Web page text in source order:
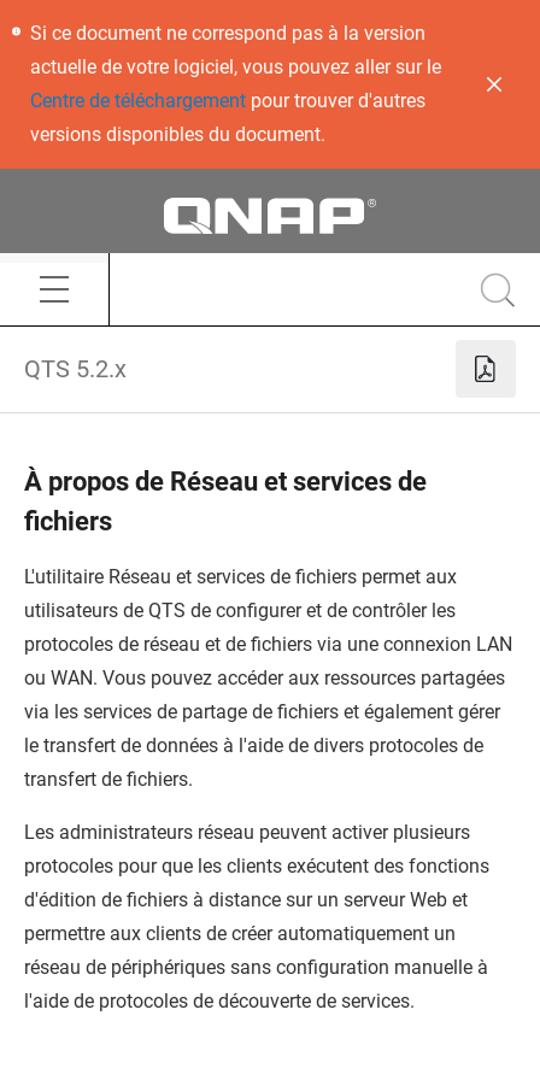
Si ce document ne correspond pas à la version
actuelle de votre logiciel, vous pouvez aller sur le
Centre de téléchargementpour trouver d'autres
versions disponibles du document.
QTS 5.2.x
À propos de Réseau et services de
fichiers
L'utilitaire Réseau et services de fichiers permet aux
utilisateurs de QTS de configurer et de contrôler les
protocoles de réseau et de fichiers via une connexion LAN
ou WAN. Vous pouvez accéder aux ressources partagées
via les services de partage de fichiers et également gérer
le transfert de données à l'aide de divers protocoles de
transfert de fichiers.
Les administrateurs réseau peuvent activer plusieurs
protocoles pour que les clients exécutent des fonctions
d'édition de fichiers à distance sur un serveur Web et
permettre aux clients de créer automatiquement un
réseau de périphériques sans configuration manuelle à
l'aide de protocoles de découverte de services.